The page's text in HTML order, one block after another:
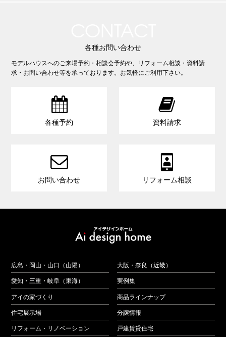
各種お問い合わせ
モデルハウスへのご来場予約・相談会予約や、リフォーム相談・資料請
求・お問い合わせ等を承っております。お気軽にご利用下さい。

各種予約

資料請求

お問い合わせ

リフォーム相談
広島・岡山・山口（山陽） 大阪・奈良（近畿）
愛知・三重・岐阜（東海） 実例集
アイの家づくり 商品ラインナップ
住宅展示場 分譲情報
リフォーム・リノベーション 戸建賃貸住宅